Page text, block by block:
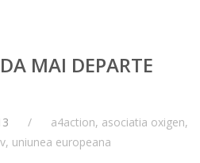
MAI DEPARTE
a4action, asociatia oxigen,
, uniunea europeana